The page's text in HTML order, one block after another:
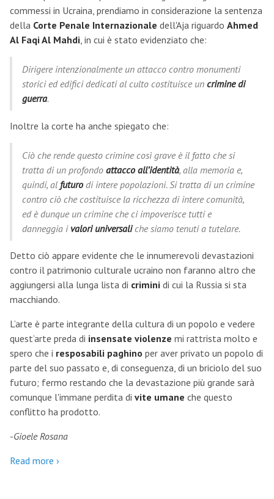
commessi in Ucraina, prendiamo in considerazione la sentenza
della Corte Penale Internazionale dell'Aja riguardo Ahmed
Al Faqi Al Mahdi , in cui è stato evidenziato che:
Dirigere intenzionalmente un attacco contro monumenti
storici ed edifici dedicati al culto costituisce un crimine di
guerra.
Inoltre la corte ha anche spiegato che:
Ciò che rende questo crimine così grave è il fatto che si
tratta di un profondo attacco all’identità, alla memoria e,
quindi, al futuro di intere popolazioni. Si tratta di un crimine
contro ciò che costituisce la ricchezza di intere comunità,
ed è dunque un crimine che ci impoverisce tutti e
danneggia i valori universaliche siamo tenuti a tutelare.
Detto ciò appare evidente che le innumerevoli devastazioni
contro il patrimonio culturale ucraino non faranno altro che
aggiungersi alla lunga lista di crimini di cui la Russia si sta
macchiando.
L’arte è parte integrante della cultura di un popolo e vedere
quest’arte preda di insensate violenze mi rattrista molto e
spero che i resposabili paghino per aver privato un popolo di
parte del suo passato e, di conseguenza, di un briciolo del suo
futuro; fermo restando che la devastazione più grande sarà
comunque l'immane perdita di vite umane che questo
conflitto ha prodotto.
-Gioele Rosana
Read more ›